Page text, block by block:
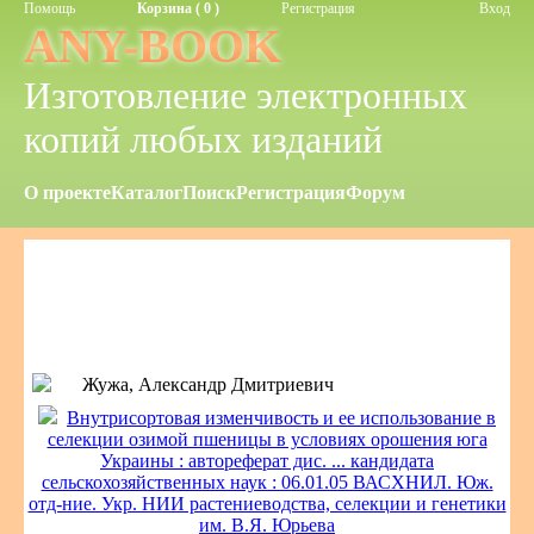
Помощь Корзина ( 0 ) Регистрация Вход
ANY-BOOK
Изготовление электронных
копий любых изданий
О проектеКаталогПоискРегистрацияФорум
Жужа, Александр Дмитриевич
Внутрисортовая изменчивость и ее использование в
селекции озимой пшеницы в условиях орошения юга
Украины : автореферат дис. ... кандидата
сельскохозяйственных наук : 06.01.05 ВАСХНИЛ. Юж.
отд-ние. Укр. НИИ растениеводства, селекции и генетики
им. В.Я. Юрьева